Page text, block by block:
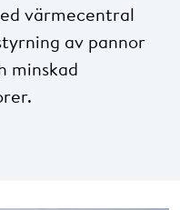
värmecentral
av pannor
minskad